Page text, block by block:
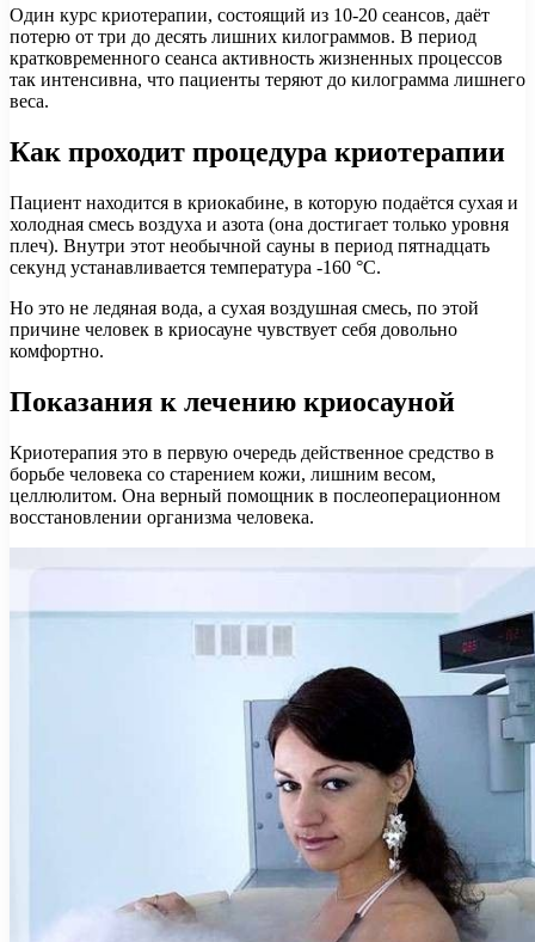
Один курс криотерапии, состоящий из 10-20 сеансов, даёт
потерю от три до десять лишних килограммов. В период
кратковременного сеанса активность жизненных процессов
так интенсивна, что пациенты теряют до килограмма лишнего
веса.
Как проходит процедура криотерапии
Пациент находится в криокабине, в которую подаётся сухая и
холодная смесь воздуха и азота (она достигает только уровня
плеч). Внутри этот необычной сауны в период пятнадцать
секунд устанавливается температура -160 °C.
Но это не ледяная вода, а сухая воздушная смесь, по этой
причине человек в криосауне чувствует себя довольно
комфортно.
Показания к лечению криосауной
Криотерапия это в первую очередь действенное средство в
борьбе человека со старением кожи, лишним весом,
целлюлитом. Она верный помощник в послеоперационном
восстановлении организма человека.